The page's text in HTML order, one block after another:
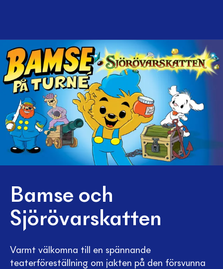
Bamse och
Sjörövarskatten
Varmt välkomna till en spännande
teaterföreställning om jakten på den försvunna